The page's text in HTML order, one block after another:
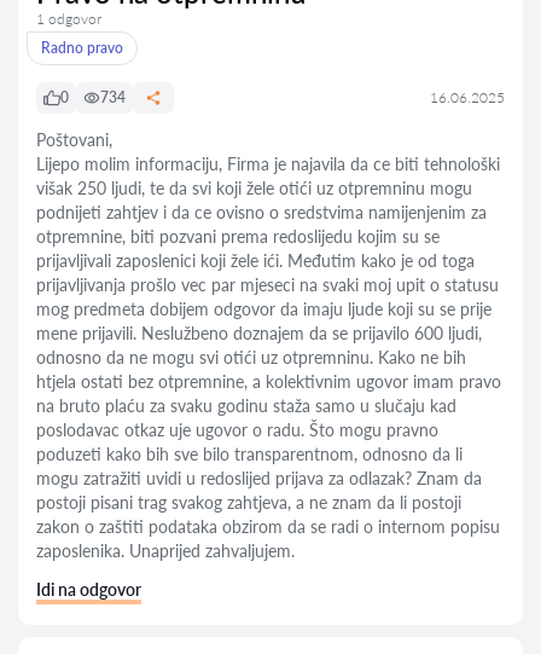
1 odgovor
Radno pravo
0 734 16.06.2025
Poštovani,
Lijepo molim informaciju, Firma je najavila da ce biti tehnološki
višak 250 ljudi, te da svi koji žele otići uz otpremninu mogu
podnijeti zahtjev i da ce ovisno o sredstvima namijenjenim za
otpremnine, biti pozvani prema redoslijedu kojim su se
prijavljivali zaposlenici koji žele ići. Međutim kako je od toga
prijavljivanja prošlo vec par mjeseci na svaki moj upit o statusu
mog predmeta dobijem odgovor da imaju ljude koji su se prije
mene prijavili. Neslužbeno doznajem da se prijavilo 600 ljudi,
odnosno da ne mogu svi otići uz otpremninu. Kako ne bih
htjela ostati bez otpremnine, a kolektivnim ugovor imam pravo
na bruto plaću za svaku godinu staža samo u slučaju kad
poslodavac otkaz uje ugovor o radu. Što mogu pravno
poduzeti kako bih sve bilo transparentnom, odnosno da li
mogu zatražiti uvidi u redoslijed prijava za odlazak? Znam da
postoji pisani trag svakog zahtjeva, a ne znam da li postoji
zakon o zaštiti podataka obzirom da se radi o internom popisu
zaposlenika. Unaprijed zahvaljujem.
Idi na odgovor